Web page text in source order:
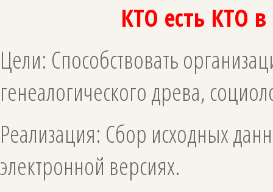
КТО есть КТО
Цели: Способствовать
генеалогического древа,
Реализация: Сбор исходных
электронной версиях.